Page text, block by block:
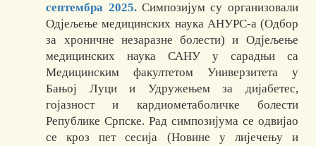
септембра 2025. Симпозијум су организовали
Одјељење медицинских наука АНУРС-а (Одбор
за хроничне незаразне болести) и Одјељење
медицинских наука САНУ у сарадњи са
Медицинским факултетом Универзитета у
Бањој Луци и Удружењем за дијабетес,
гојазност и кардиометаболичке болести
Републике Српске. Рад симпозијума се одвијао
се кроз пет сесија (Новине у лијечењу и